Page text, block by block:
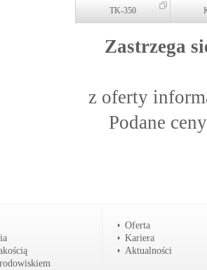
TK-350
Zastrzega
z oferty
Podane
Oferta
Kariera
Aktualności